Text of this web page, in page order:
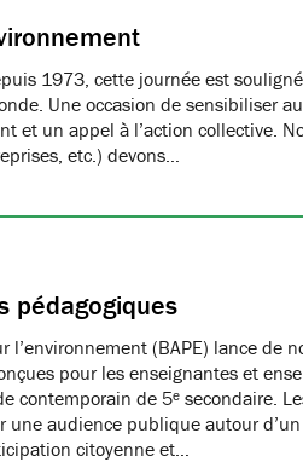
1973, cette journée est
Une occasion de sensibiliser
et un appel à l’action collective.
etc.) devons…
pédagogiques
l’environnement (BAPE) lance de
pour les enseignantes et
contemporain de 5ᵉ secondaire.
une audience publique autour
citoyenne et…